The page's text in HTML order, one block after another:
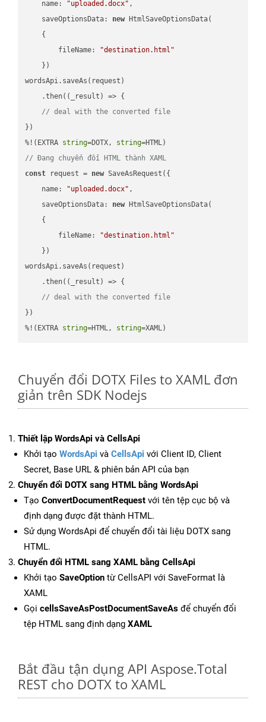
name: "uploaded.docx" ,
saveOptionsData: new HtmlSaveOptionsData(
    {
fileName:
"destination.html"
    })
wordsApi.saveAs(request)
    .then(
( _result ) => {
// deal with the converted file
})
%!(EXTRA string=DOTX, string
// Đang chuyển đổi HTML thành XAML
const request = new SaveAsRequest({
name: "uploaded.docx" ,
saveOptionsData: new HtmlSaveOptionsData(
    {
fileName:
"destination.html"
    })
wordsApi.saveAs(request)
    .then(
( _result ) => {
// deal with the converted file
})
%!(EXTRA string=HTML, string=XAML)
Chuyển đổi DOTX Files to XAML đơn
giản trên SDK Nodejs
Thiết lập WordsApi và CellsApi
Khởi tạo WordsApi và CellsApi với Client ID, Client
Secret, Base URL & phiên bản API của bạn
Chuyển đổi DOTX sang HTML bằng WordsApi
Tạo ConvertDocumentRequest với tên tệp cục bộ và
định dạng được đặt thành HTML.
Sử dụng WordsApi để chuyển đổi tài liệu DOTX sang
HTML.
Chuyển đổi HTML sang XAML bằng CellsApi
Khởi tạo SaveOption từ CellsAPI với SaveFormat là
XAML
Gọi cellsSaveAsPostDocumentSaveAs để chuyển đổi
tệp HTML sang định dạng XAML
Bắt đầu tận dụng API Aspose.Total
REST cho DOTX to XAML